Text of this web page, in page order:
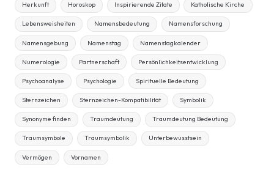
Herkunft Horoskop Inspirierende Zitate Katholische Kirche
Lebensweisheiten Namensbedeutung Namensforschung
Namensgebung Namenstag Namenstagkalender
Numerologie Partnerschaft Persönlichkeitsentwicklung
Psychoanalyse Psychologie Spirituelle Bedeutung
Sternzeichen Sternzeichen-Kompatibilität Symbolik
Synonyme finden Traumdeutung Traumdeutung Bedeutung
Traumsymbole Traumsymbolik Unterbewusstsein
Vermögen Vornamen